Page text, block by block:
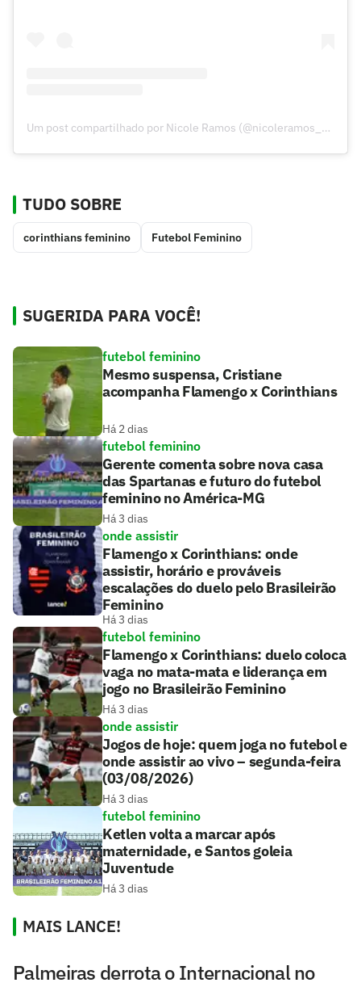
Um post compartilhado por Nicole Ramos (@nicoleramos_12)
TUDO SOBRE
corinthians feminino Futebol Feminino
SUGERIDA PARA VOCÊ!
futebol feminino
Mesmo suspensa, Cristiane
acompanha Flamengo x Corinthians
Há 2 dias
futebol feminino
Gerente comenta sobre nova casa
das Spartanas e futuro do futebol
feminino no América-MG
Há 3 dias
onde assistir
Flamengo x Corinthians: onde
assistir, horário e prováveis
escalações do duelo pelo Brasileirão
Feminino
Há 3 dias
futebol feminino
Flamengo x Corinthians: duelo coloca
vaga no mata-mata e liderança em
jogo no Brasileirão Feminino
Há 3 dias
onde assistir
Jogos de hoje: quem joga no futebol e
onde assistir ao vivo – segunda-feira
(03/08/2026)
Há 3 dias
futebol feminino
Ketlen volta a marcar após
maternidade, e Santos goleia
Juventude
Há 3 dias
MAIS LANCE!
Palmeiras derrota o Internacional no